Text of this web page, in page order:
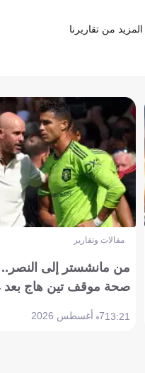
مقالات وتقارير
من مانشستر إلى النصر..
صحة موقف تين هاج بعد 4 سنوات؟
13:217 أغسطس 2026